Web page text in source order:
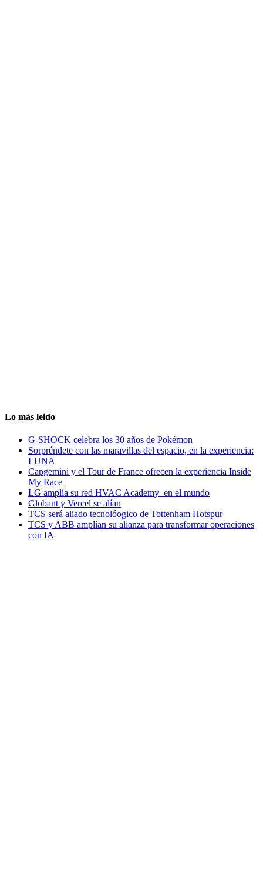
Lo más leido
G-SHOCK celebra los 30 años de Pokémon
Sorpréndete con las maravillas del espacio, en la experiencia:
LUNA
Capgemini y el Tour de France ofrecen la experiencia Inside
My Race
LG amplía su red HVAC Academy en el mundo
Globant y Vercel se alían
TCS será aliado tecnolóogico de Tottenham Hotspur
TCS y ABB amplían su alianza para transformar operaciones
con IA